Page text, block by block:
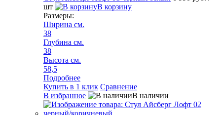
шт
В корзину
Размеры:
Ширина см.
38
Глубина см.
38
Высота см.
58,5
Подробнее
Купить в 1 клик Сравнение
В избранное
В наличии